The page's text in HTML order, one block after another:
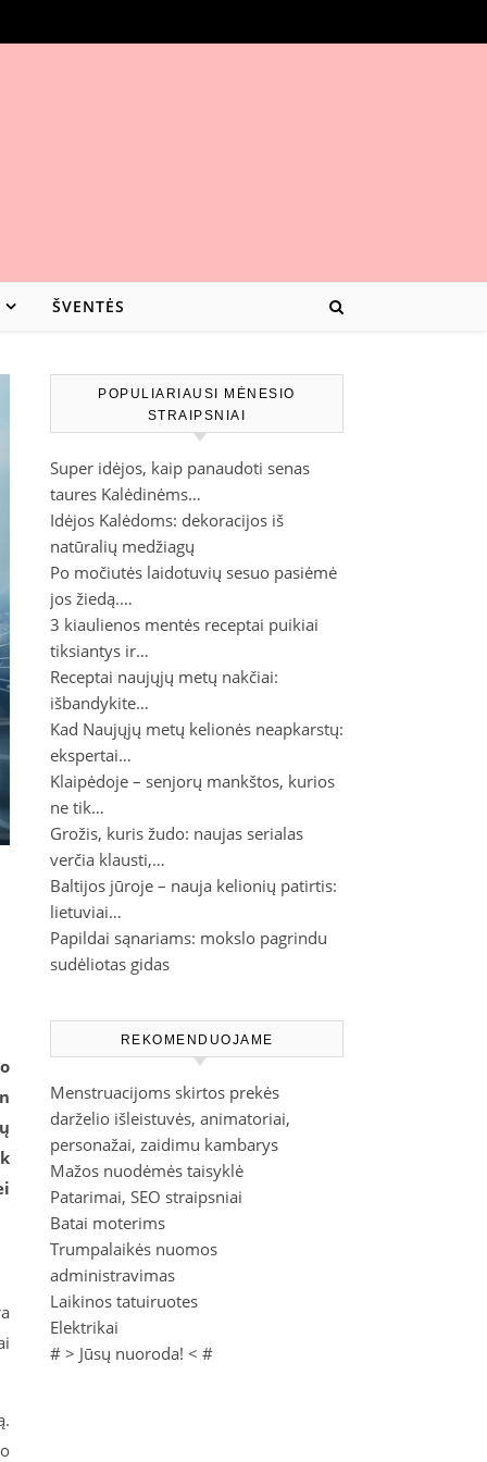
ŠVENTĖS
POPULIARIAUSI MĖNESIO
STRAIPSNIAI
Super idėjos, kaip panaudoti senas
taures Kalėdinėms…
Idėjos Kalėdoms: dekoracijos iš
natūralių medžiagų
Po močiutės laidotuvių sesuo pasiėmė
jos žiedą.…
3 kiaulienos mentės receptai puikiai
tiksiantys ir…
Receptai naujųjų metų nakčiai:
išbandykite…
Kad Naujųjų metų kelionės neapkarstų:
ekspertai…
Klaipėdoje – senjorų mankštos, kurios
ne tik…
Grožis, kuris žudo: naujas serialas
verčia klausti,…
Baltijos jūroje – nauja kelionių patirtis:
lietuviai…
Papildai sąnariams: mokslo pagrindu
sudėliotas gidas
REKOMENDUOJAME
Menstruacijoms skirtos prekės
darželio išleistuvės, animatoriai,
personažai, zaidimu kambarys
Mažos nuodėmės taisyklė
Patarimai, SEO straipsniai
Batai moterims
Trumpalaikės nuomos
administravimas
Laikinos tatuiruotes
Elektrikai
# > Jūsų nuoroda! < #